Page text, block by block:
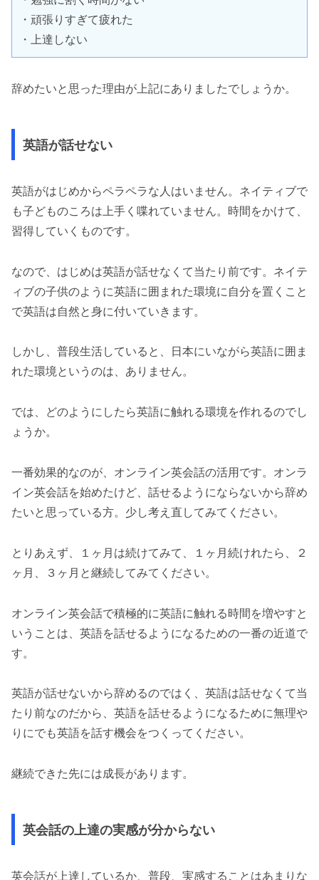
・頑張りすぎて疲れた
・上達しない
辞めたいと思った理由が上記にありましたでしょうか。
英語が話せない
英語がはじめからペラペラな人はいません。ネイティブで
も子どものころは上手く喋れていません。時間をかけて、
習得していくものです。
なので、はじめは英語が話せなくて当たり前です。ネイテ
ィブの子供のように英語に囲まれた環境に自分を置くこと
で英語は自然と身に付いていきます。
しかし、普段生活していると、日本にいながら英語に囲ま
れた環境というのは、ありません。
では、どのようにしたら英語に触れる環境を作れるのでし
ょうか。
一番効果的なのが、オンライン英会話の活用です。オンラ
イン英会話を始めたけど、話せるようにならないから辞め
たいと思っている方。少し考え直してみてください。
とりあえず、１ヶ月は続けてみて、１ヶ月続けれたら、２
ヶ月、３ヶ月と継続してみてください。
オンライン英会話で積極的に英語に触れる時間を増やすと
いうことは、英語を話せるようになるための一番の近道で
す。
英語が話せないから辞めるのではく、英語は話せなくて当
たり前なのだから、英語を話せるようになるために無理や
りにでも英語を話す機会をつくってください。
継続できた先には成長があります。
英会話の上達の実感が分からない
英会話が上達しているか、普段、実感することはあまりな